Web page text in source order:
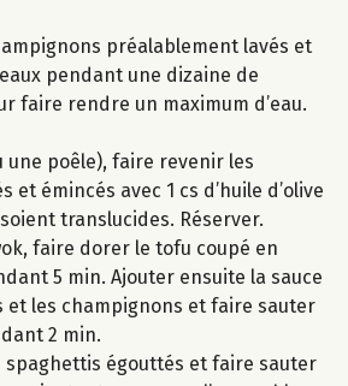
préalablement lavés et
pendant une dizaine de
faire rendre un maximum d’eau.
une poêle), faire revenir les
et émincés avec 1 cs d’huile d’olive
soient translucides. Réserver.
faire dorer le tofu coupé en
5 min. Ajouter ensuite la sauce
et les champignons et faire sauter
2 min.
spaghettis égouttés et faire sauter